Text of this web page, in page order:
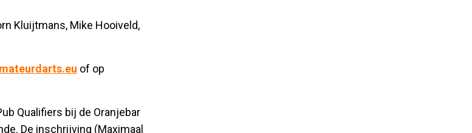
Kluijtmans, Mike Hooiveld,
of op
Qualifiers bij de Oranjebar
De inschrijving (Maximaal